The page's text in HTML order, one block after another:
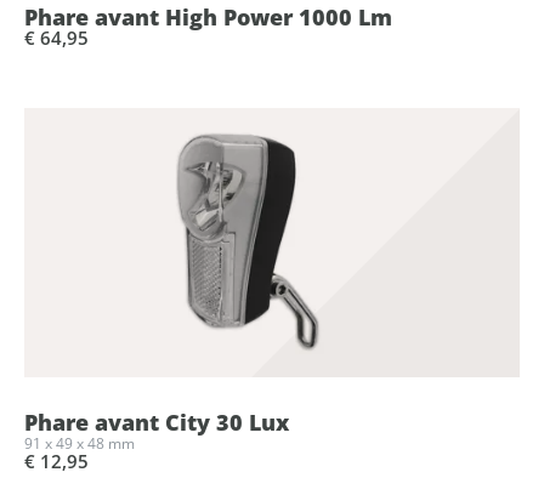
Phare avant High Power 1000 Lm
€ 64,95
Phare avant City 30 Lux
91 x 49 x 48 mm
€ 12,95